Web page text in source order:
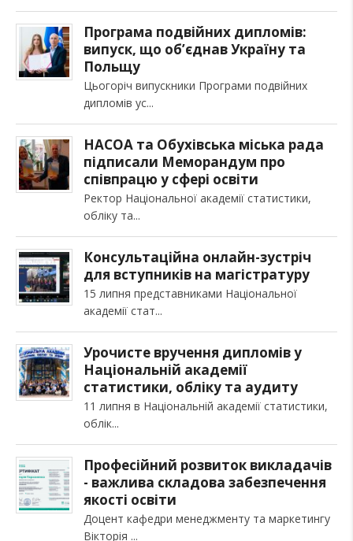
Програма подвійних дипломів:
випуск, що об’єднав Україну та
Польщу
Цьогоріч випускники Програми подвійних
дипломів ус
НАСОА та Обухівська міська рада
підписали Меморандум про
співпрацю у сфері освіти
Ректор Національної академії статистики,
обліку та
Консультаційна онлайн-зустріч
для вступників на магістратуру
15 липня представниками Національної
академії стат
Урочисте вручення дипломів у
Національній академії
статистики, обліку та аудиту
11 липня в Національній академії статистики,
облік
Професійний розвиток викладачів
- важлива складова забезпечення
якості освіти
Доцент кафедри менеджменту та маркетингу
Вікторія